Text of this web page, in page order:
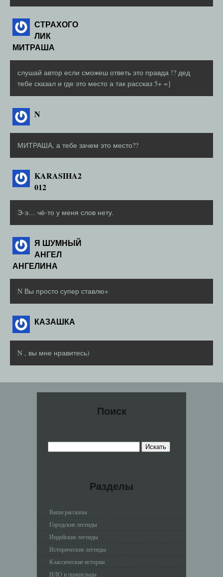
СТРАХОГО
ЛИК
МИТРАША
слушай автор если сможеш ответь это правда !? дед
тебе сказал и где это место а так рассказ 5+ =}
N
МИТРАША, а тебе зачем это место??
KARASIHA2
012
Э-э… чё-то у меня слов нету.
Я ШУМНЫЙ
АНГЕЛ
АНГЕЛИНА
N Вы просто супер ставлю+
КАЗАШКА
N , вы мне нравитесь)
Поиск
Разделы
Ваши рассказы
Городские легенды
Индейские легенды
Исторические легенды
Классические истории
НЛО и пришельцы